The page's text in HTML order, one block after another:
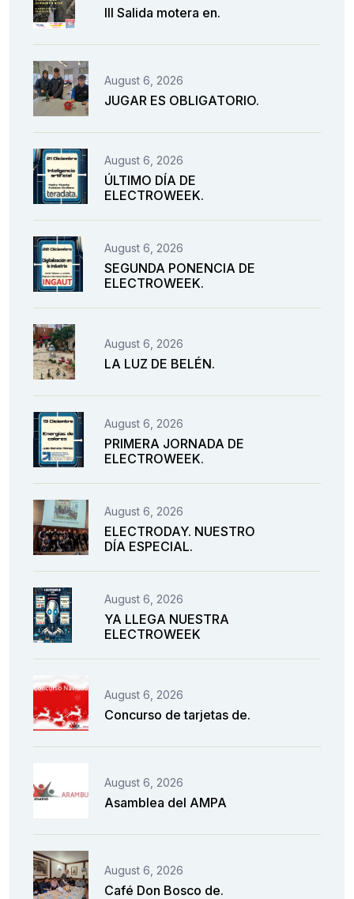
III Salida motera en.
August 6, 2026
JUGAR ES OBLIGATORIO.
August 6, 2026
ÚLTIMO DÍA DE
ELECTROWEEK.
August 6, 2026
SEGUNDA PONENCIA DE
ELECTROWEEK.
August 6, 2026
LA LUZ DE BELÉN.
August 6, 2026
PRIMERA JORNADA DE
ELECTROWEEK.
August 6, 2026
ELECTRODAY. NUESTRO
DÍA ESPECIAL.
August 6, 2026
YA LLEGA NUESTRA
ELECTROWEEK
August 6, 2026
Concurso de tarjetas de.
August 6, 2026
Asamblea del AMPA
August 6, 2026
Café Don Bosco de.